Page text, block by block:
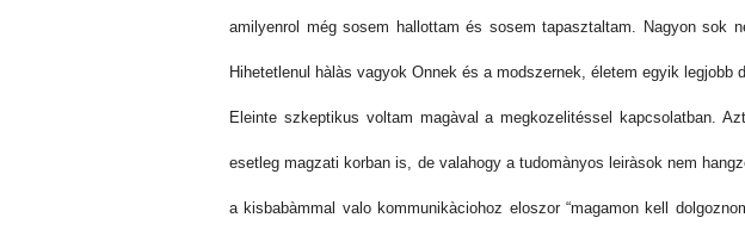
amilyenrol még sosem hallottam és sosem tapasztaltam. Nagyon sok
Hihetetlenul hàlàs vagyok Onnek és a modszernek, életem egyik legjobb
Eleinte szkeptikus voltam magàval a megkozelitéssel kapcsolatban.
esetleg magzati korban is, de valahogy a tudomànyos leiràsok nem
a kisbabàmmal valo kommunikàciohoz eloszor “magamon kell